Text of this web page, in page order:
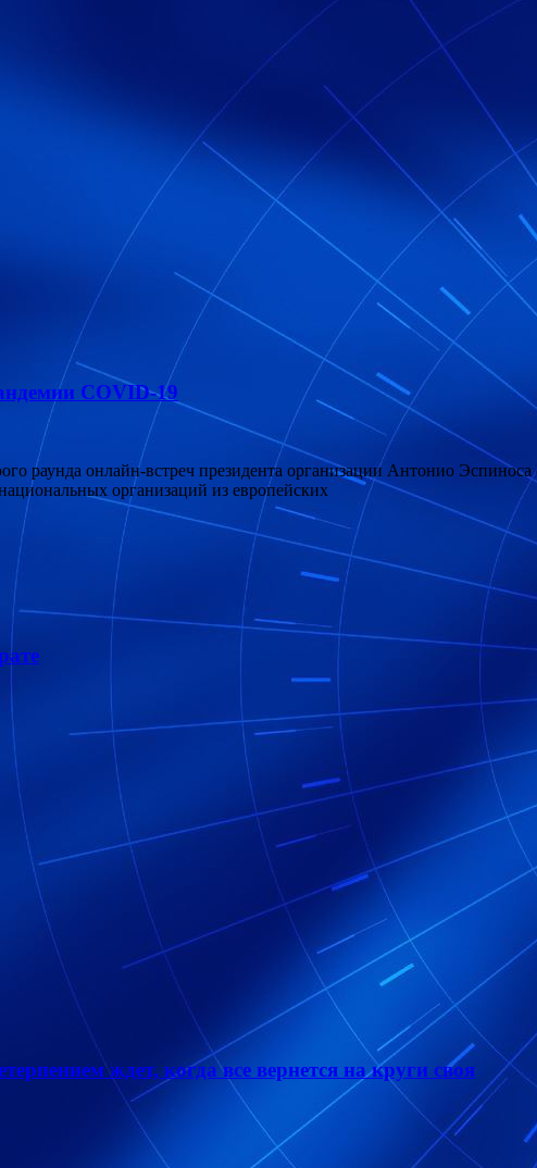
COVID-19
раунда онлайн-встреч президента организации Антонио
организаций из европейских
ждет, когда все вернется на круги своя